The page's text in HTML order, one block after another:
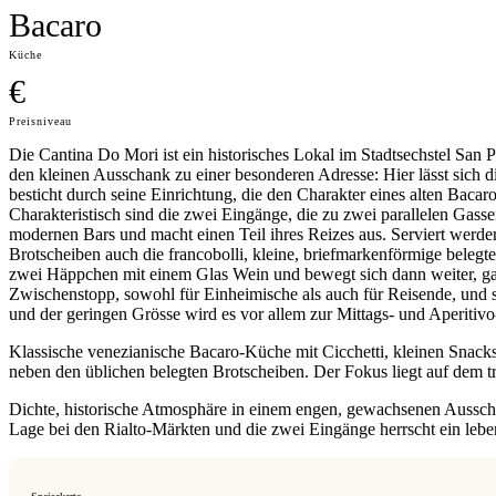
Bacaro
Küche
€
Preisniveau
Die Cantina Do Mori ist ein historisches Lokal im Stadtsechstel San
den kleinen Ausschank zu einer besonderen Adresse: Hier lässt
besticht durch seine Einrichtung, die den Charakter eines alten
Charakteristisch sind die zwei Eingänge, die zu zwei parallelen
modernen Bars und macht einen Teil ihres Reizes aus. Serviert
Brotscheiben auch die francobolli, kleine, briefmarkenförmige
zwei Häppchen mit einem Glas Wein und bewegt sich dann weiter,
Zwischenstopp, sowohl für Einheimische als auch für Reisende,
und der geringen Grösse wird es vor allem zur Mittags- und
Klassische venezianische Bacaro-Küche mit Cicchetti, kleinen
neben den üblichen belegten Brotscheiben. Der Fokus liegt auf
Dichte, historische Atmosphäre in einem engen, gewachsenen
Lage bei den Rialto-Märkten und die zwei Eingänge herrscht ein